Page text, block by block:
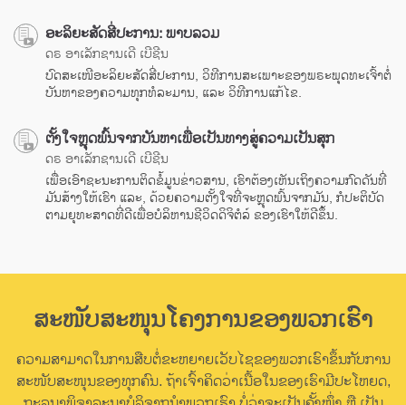
ອະລິຍະສັດສີ່ປະການ: ພາບລວມ
ດຣ ອາເລັກຊານເດີ ເບີຊີນ
ບົດສະເໜີອະລິຍະສັດສີ່ປະການ, ວິທີການສະເພາະຂອງພຣະພຸດທະເຈົ້າຕໍ່
ບັນຫາຂອງຄວາມທຸກທໍລະມານ, ແລະ ວິທີການແກ້ໄຂ.
ຕັ້ງໃຈຫຼຸດພົ້ນຈາກບັນຫາເພື່ອເປັນທາງສູ່ຄວາມເປັນສຸກ
ດຣ ອາເລັກຊານເດີ ເບີຊີນ
ເພື່ອເອົາຊະນະການຕິດຂໍ້ມູນຂ່າວສານ, ເຮົາຕ້ອງເຫັນເຖິງຄວາມກົດດັນທີ່
ມັນສ້າງໃຫ້ເຮົາ ແລະ, ດ້ວຍຄວາມຕັ້ງໃຈທີ່ຈະຫຼຸດພົ້ນຈາກມັນ, ກໍປະຕິບັດ
ຕາມຍຸທະສາດທີ່ດີເພື່ອບໍລິຫານຊີວິດດິຈິຕໍລ໌ ຂອງເຮົາໃຫ້ດີຂຶ້ນ.
ສະໜັບສະໜຸນໂຄງການຂອງພວກເຮົາ
ຄວາມສາມາດໃນການສືບຕໍ່ຂະຫຍາຍເວັບໄຊຂອງພວກເຮົາຂຶ້ນກັບການ
ສະໜັບສະໜຸນຂອງທຸກຄົນ. ຖ້າເຈົ້າຄິດວ່າເນື້ອໃນຂອງເຮົາມີປະໂຫຍດ,